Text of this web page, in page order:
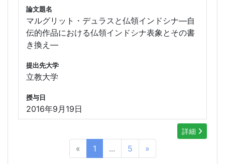
論文題名
マルグリット・デュラスと仏領インドシナ―自
伝的作品における仏領インドシナ表象とその書
き換え―
提出先大学
立教大学
授与日
2016年9月19日
詳細
« 1 ... 5 »